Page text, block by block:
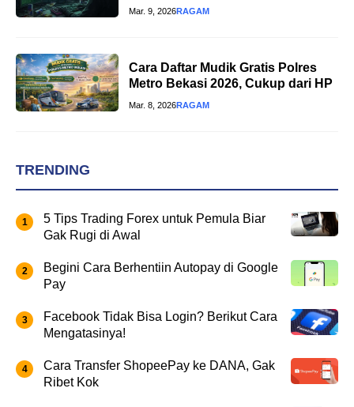
Mar. 9, 2026RAGAM
Cara Daftar Mudik Gratis Polres
Metro Bekasi 2026, Cukup dari HP
Mar. 8, 2026RAGAM
TRENDING
5 Tips Trading Forex untuk Pemula Biar
Gak Rugi di Awal
Begini Cara Berhentiin Autopay di Google
Pay
Facebook Tidak Bisa Login? Berikut Cara
Mengatasinya!
Cara Transfer ShopeePay ke DANA, Gak
Ribet Kok